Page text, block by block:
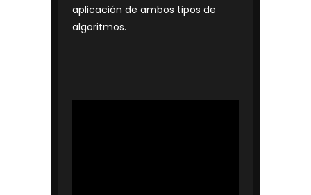
aplicación de ambos tipos de
algoritmos.